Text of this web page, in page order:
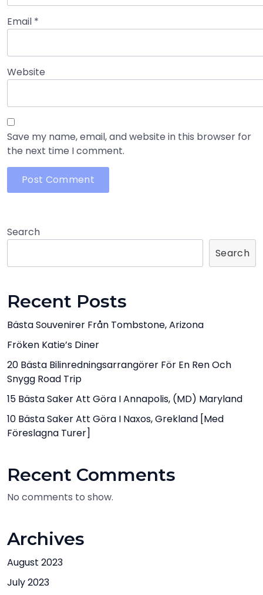
Email *
Website
Save my name, email, and website in this browser for
the next time I comment.
Search
Search
Recent Posts
Bästa Souvenirer Från Tombstone, Arizona
Fröken Katie’s Diner
20 Bästa Bilinredningsarrangörer För En Ren Och
Snygg Road Trip
15 Bästa Saker Att Göra I Annapolis, (MD) Maryland
10 Bästa Saker Att Göra I Naxos, Grekland [med
Föreslagna Turer]
Recent Comments
No comments to show.
Archives
August 2023
July 2023